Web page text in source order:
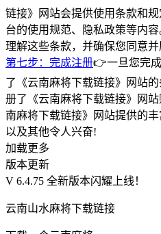
链接》网站会提供使用条款和
台的使用规范、隐私政策等内
理解这些条款，并确保您同意并
第七步：完成注册👉一旦您完
了《云南麻将下载链接》网站
册了《云南麻将下载链接》网
南麻将下载链接》网站提供的
以及其他令人兴奋!
加载更多
版本更新
V 6.4.75 全新版本闪耀上线！
云南山水麻将下载链接